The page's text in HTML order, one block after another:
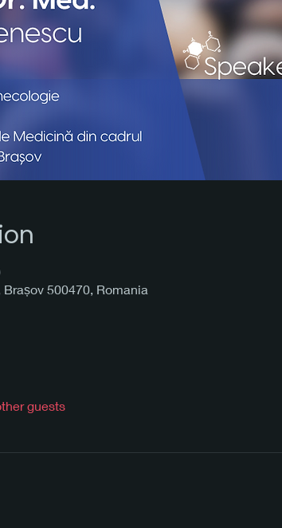
500470, Romania
guests